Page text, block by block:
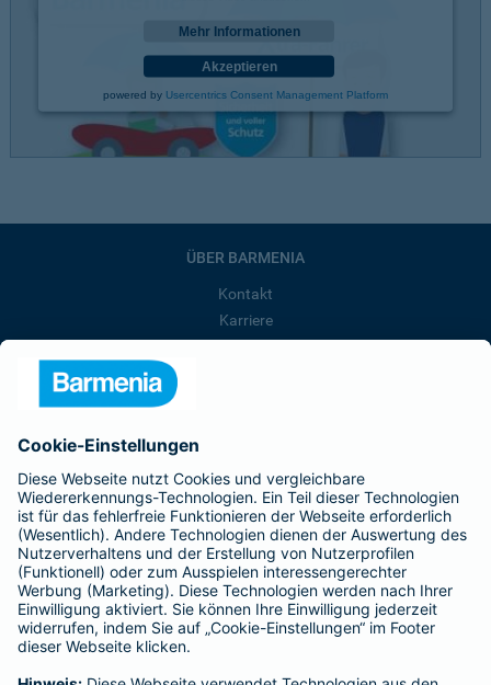
Mehr Informationen
Akzeptieren
powered by Usercentrics Consent Management Platform
ÜBER BARMENIA
Kontakt
Karriere
Barmenia ist Teil der BarmeniaGothaer
BELIEBTE SEITEN
Kranken-Zusatzversicherung
Tierversicherungen
Haftpflichtversicherung
Hausratversicherung